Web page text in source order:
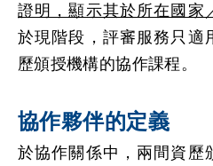
證明，顯示其於所在國家
於現階段，評審服務只適
歷頒授機構的協作課程。
協作夥伴的定義
於協作關係中，兩間資歷